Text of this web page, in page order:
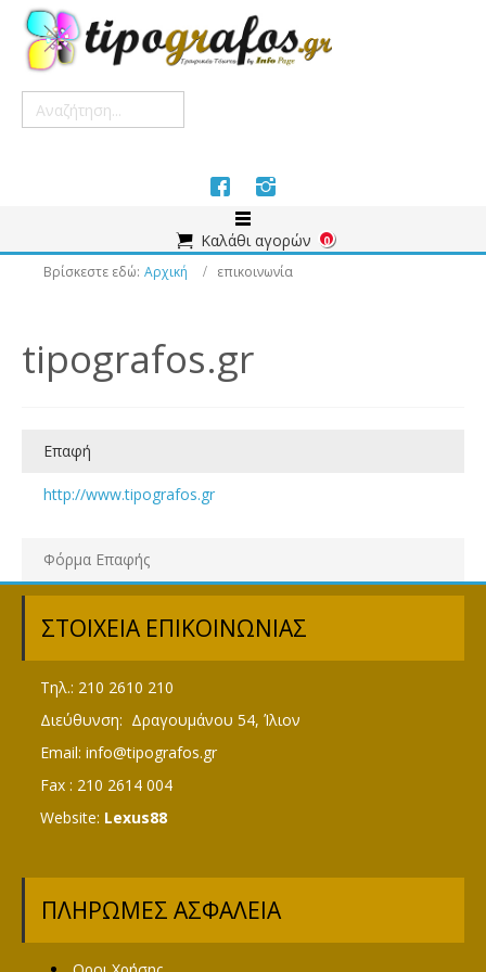
0
Βρίσκεστε εδώ: Αρχική επικοινωνία
tipografos.gr
Επαφή
http://www.tipografos.gr
Φόρμα Επαφής
ΣΤΟΙΧΕΙΑ ΕΠΙΚΟΙΝΩΝΙΑΣ
Τηλ.: 210 2610 210
Διεύθυνση: Δραγουμάνου 54, Ίλιον
Email: info@tipografos.gr
Fax : 210 2614 004
Website: Lexus88
ΠΛΗΡΩΜΈΣ ΑΣΦΑΛΕΙΑ